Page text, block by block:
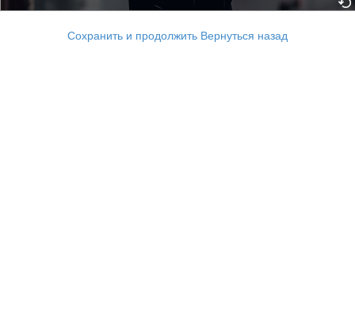
Сохранить и продолжить Вернуться назад